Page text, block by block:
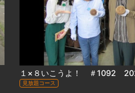
１×８いこうよ！ ＃1092
見放題コース